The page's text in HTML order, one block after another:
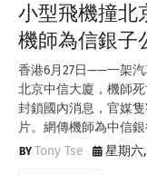
小型飛機撞
機師為信銀子
香港6月27日——一架
北京中信大廈，機師
封鎖國內消息，官媒
片。網傳機師為中信
Tony Tse
星期六